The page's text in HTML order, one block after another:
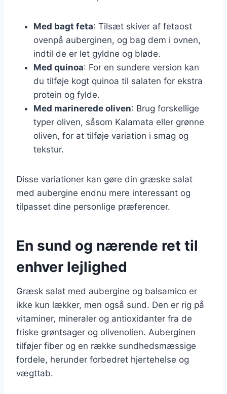
Med bagt feta: Tilsæt skiver af fetaost
ovenpå auberginen, og bag dem i ovnen,
indtil de er let gyldne og bløde.
Med quinoa: For en sundere version kan
du tilføje kogt quinoa til salaten for ekstra
protein og fylde.
Med marinerede oliven: Brug forskellige
typer oliven, såsom Kalamata eller grønne
oliven, for at tilføje variation i smag og
tekstur.
Disse variationer kan gøre din græske salat
med aubergine endnu mere interessant og
tilpasset dine personlige præferencer.
En sund og nærende ret til
enhver lejlighed
Græsk salat med aubergine og balsamico er
ikke kun lækker, men også sund. Den er rig på
vitaminer, mineraler og antioxidanter fra de
friske grøntsager og olivenolien. Auberginen
tilføjer fiber og en række sundhedsmæssige
fordele, herunder forbedret hjertehelse og
vægttab.